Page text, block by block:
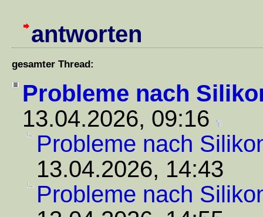
antworten
gesamter Thread:
Probleme nach
13.04.2026, 09:16
Probleme nach
13.04.2026, 14:43
Probleme nach